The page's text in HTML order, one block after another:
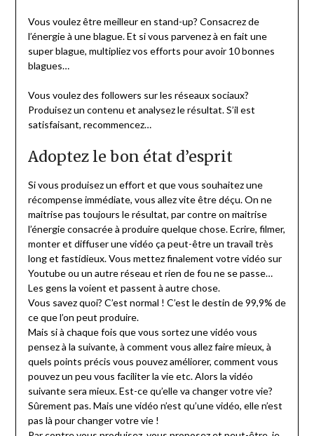
Vous voulez être meilleur en stand-up? Consacrez de
l’énergie à une blague. Et si vous parvenez à en fait une
super blague, multipliez vos efforts pour avoir 10 bonnes
blagues…
Vous voulez des followers sur les réseaux sociaux?
Produisez un contenu et analysez le résultat. S’il est
satisfaisant, recommencez…
Adoptez le bon état d’esprit
Si vous produisez un effort et que vous souhaitez une
récompense immédiate, vous allez vite être déçu. On ne
maitrise pas toujours le résultat, par contre on maitrise
l’énergie consacrée à produire quelque chose. Ecrire, filmer,
monter et diffuser une vidéo ça peut-être un travail très
long et fastidieux. Vous mettez finalement votre vidéo sur
Youtube ou un autre réseau et rien de fou ne se passe…
Les gens la voient et passent à autre chose.
Vous savez quoi? C’est normal ! C’est le destin de 99,9% de
ce que l’on peut produire.
Mais si à chaque fois que vous sortez une vidéo vous
pensez à la suivante, à comment vous allez faire mieux, à
quels points précis vous pouvez améliorer, comment vous
pouvez un peu vous faciliter la vie etc. Alors la vidéo
suivante sera mieux. Est-ce qu’elle va changer votre vie?
Sûrement pas. Mais une vidéo n’est qu’une vidéo, elle n’est
pas là pour changer votre vie !